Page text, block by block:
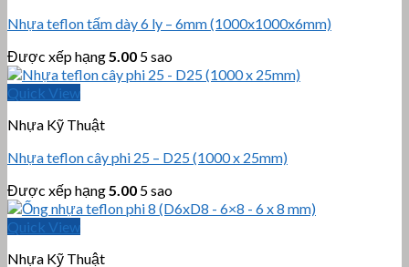
Nhựa teflon tấm dày 6 ly – 6mm (1000x1000x6mm)
Được xếp hạng 5.00 5 sao
Quick View
Nhựa Kỹ Thuật
Nhựa teflon cây phi 25 – D25 (1000 x 25mm)
Được xếp hạng 5.00 5 sao
Quick View
Nhựa Kỹ Thuật